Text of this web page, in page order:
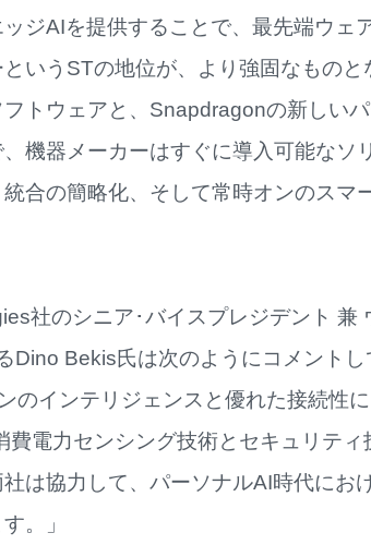
ジAIを提供することで、最先端ウェ
いうSTの地位が、より強固なもの
トウェアと、Snapdragonの新しい
機器メーカーはすぐに導入可能なソ
合の簡略化、そして常時オンのスマ
社のシニア･バイスプレジデント 兼
Dino Bekis氏は次のようにコメント
のインテリジェンスと優れた接続性
費電力センシング技術とセキュリテ
は協力して、パーソナルAI時代にお
。」